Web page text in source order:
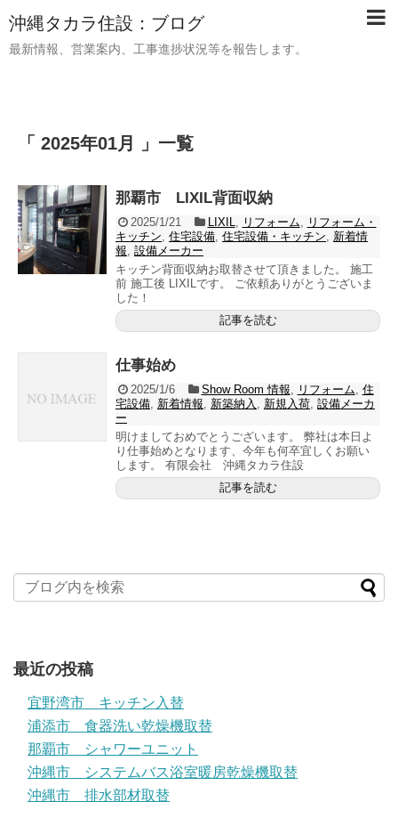
沖縄タカラ住設：ブログ
最新情報、営業案内、工事進捗状況等を報告します。
「 2025年01月 」一覧
那覇市 LIXIL背面収納
2025/1/21 LIXIL リフォーム
リフォーム・
キッチン 住宅設備 住宅設備・キッチン
新着情
報 設備メーカー
キッチン背面収納お取替させて頂きました。 施工
前 施工後 LIXILです。 ご依頼ありがとうございま
した！
記事を読む
仕事始め
2025/1/6 Show Room 情報 リフォーム 住
宅設備 新着情報 新築納入 新規入荷 設備メーカ
ー
明けましておめでとうございます。 弊社は本日よ
り仕事始めとなります、今年も何卒宜しくお願い
します。 有限会社 沖縄タカラ住設
記事を読む
最近の投稿
宜野湾市 キッチン入替
浦添市 食器洗い乾燥機取替
那覇市 シャワーユニット
沖縄市 システムバス浴室暖房乾燥機取替
沖縄市 排水部材取替